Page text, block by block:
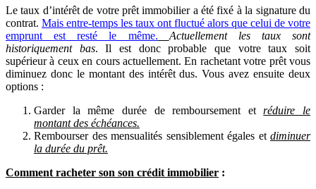
Le taux d’intérêt de votre prêt immobilier a été fixé à la signature du
contrat. Mais entre-temps les taux ont fluctué alors que celui de votre
emprunt est resté le même.
Actuellement les taux sont
historiquement bas. Il est donc probable que votre taux soit
supérieur à ceux en cours actuellement. En rachetant votre prêt vous
diminuez donc le montant des intérêt dus. Vous avez ensuite deux
options :
Garder la même durée de remboursement etréduire le
montant des échéances.
Rembourser des mensualités sensiblement égales et diminuer
la durée du prêt.
Comment racheter son son crédit immobilier :